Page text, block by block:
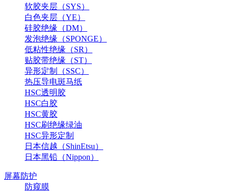
软胶夹层（SYS）
白色夹层（YE）
硅胶绝缘（DM）
发泡绝缘（SPONGE）
低粘性绝缘（SR）
贴胶带绝缘（ST）
异形定制（SSC）
热压导电斑马纸
HSC透明胶
HSC白胶
HSC黄胶
HSC刷绝缘绿油
HSC异形定制
日本信越（ShinEtsu）
日本黑铅（Nippon）
屏幕防护
防窥膜